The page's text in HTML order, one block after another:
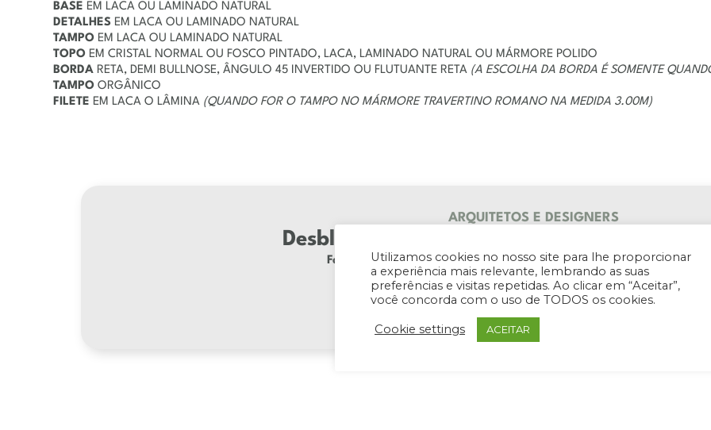
BASE EM LACA OU LAMINADO NATURAL
DETALHES EM LACA OU LAMINADO NATURAL
TAMPO EM LACA OU LAMINADO NATURAL
TOPO EM CRISTAL NORMAL OU FOSCO PINTADO, LACA, LAMINADO NATURAL OU MÁRMORE POLIDO
BORDA RETA, DEMI BULLNOSE, ÂNGULO 45 INVERTIDO OU FLUTUANTE RETA (A ESCOLHA DA BORDA É SOMENTE
TAMPO ORGÂNICO
FILETE EM LACA O LÂMINA (QUANDO FOR O TAMPO NO MÁRMORE TRAVERTINO ROMANO NA MEDIDA 3.00M)
ARQUITETOS E DESIGNERS
Desbloqueie recursos exclusivos para
Faça login ou cadastre-separa acessar downloads técnicos e arquivos
produtos.
ENTRAR / REGISTRAR
Utilizamos cookies no nosso site para lhe proporcionar
a experiência mais relevante, lembrando as suas
preferências e visitas repetidas. Ao clicar em “Aceitar”,
você concorda com o uso de TODOS os cookies.
Cookie settings ACEITAR